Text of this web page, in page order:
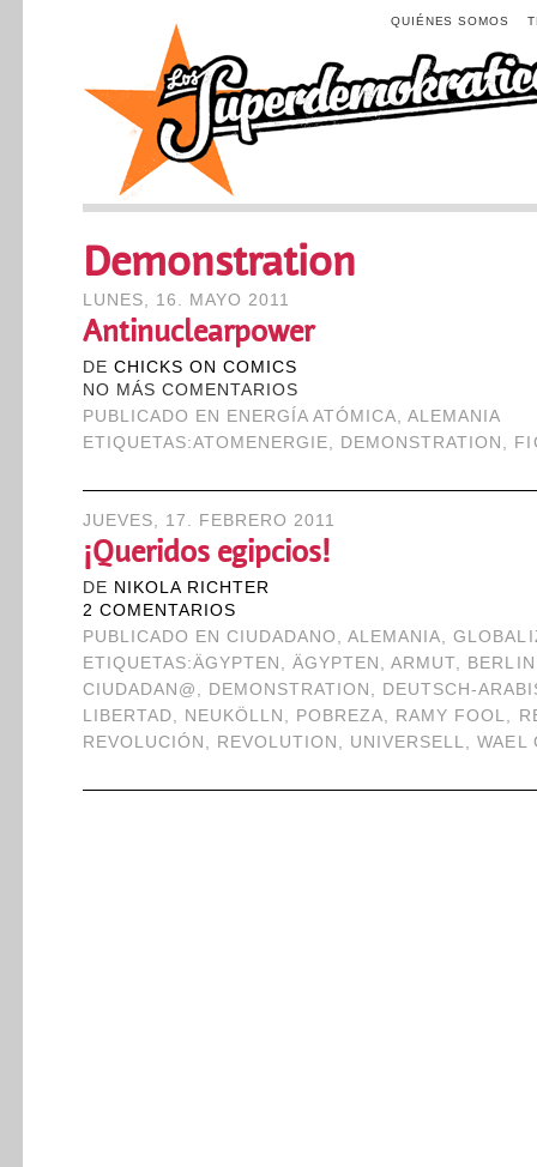
QUIÉNES SOMOS
Demonstration
LUNES, 16. MAYO 2011
Antinuclearpower
DE CHICKS ON COMICS
NO MÁS COMENTARIOS
PUBLICADO EN
ENERGÍA ATÓMICA,ALEMANIA
ETIQUETAS:ATOMENERGIE, DEMONSTRATION ,
JUEVES, 17. FEBRERO 2011
¡Queridos egipcios!
DE NIKOLA RICHTER
2 COMENTARIOS
PUBLICADO EN CIUDADANO ,ALEMANIA,
ETIQUETAS:ÄGYPTEN , ÄGYPTEN ,ARMUT, BERLIN
CIUDADAN@ , DEMONSTRATION , DEUTSCH-
LIBERTAD, NEUKÖLLN , POBREZA, RAMY FOOL,
REVOLUCIÓN , REVOLUTION , UNIVERSELL,WAEL